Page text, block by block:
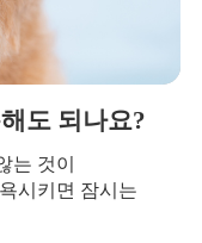
도 되나요?
는 것이
시키면 잠시는